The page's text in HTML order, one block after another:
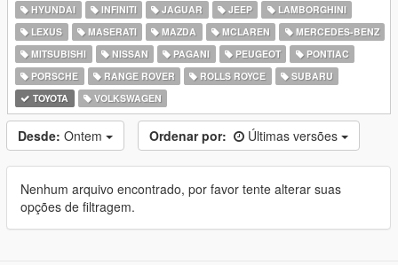
HYUNDAI
INFINITI JAGUAR JEEP
LAMBORGHINI
LEXUS
MASERATI MAZDA MCLAREN
MERCEDES-BENZ
MITSUBISHI
NISSAN PAGANI PEUGEOT
PONTIAC
PORSCHE
RANGE ROVER ROLLS ROYCE
SUBARU
TOYOTA
VOLKSWAGEN
Desde: Ontem Ordenar por: Últimas versões
Nenhum arquivo encontrado, por favor tente alterar suas
opções de filtragem.